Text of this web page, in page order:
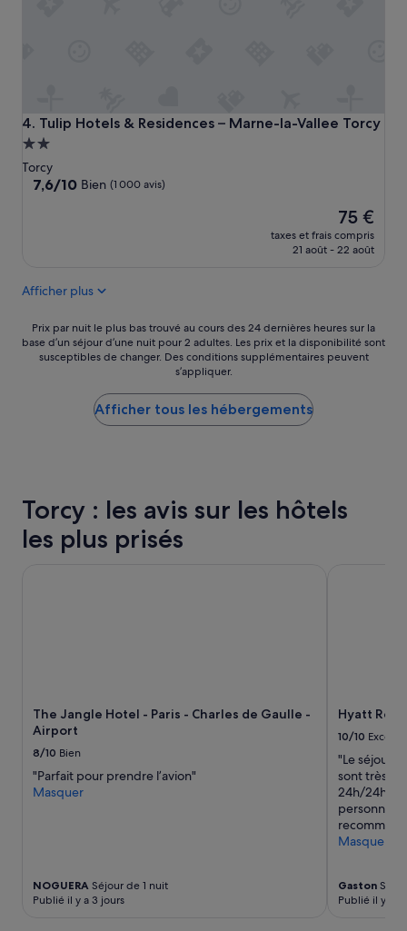
b
l
t
o
4. Tulip Hotels & Residences – Marne-la-Vallee Torcy
Tulip Hotels & Residences – Marne-la-Vallee Torcy
Hébergement
2.0 étoiles
Torcy
7.6
7,6/10 Bien (1 000 avis)
Le
nouveau
prix
75 €
taxes et frais compris
21 août - 22 août
Afficher plus
Prix
par
nuit
heures
sur
la
disponibilité
sont
susceptibles
de
changer.
s’appliquer.
Prix par nuit le plus bas trouvé au cours des 24 dernières heures sur la
base d’un séjour d’une nuit pour 2 adultes. Les prix et la disponibilité sont
susceptibles de changer. Des conditions supplémentaires peuvent
s’appliquer.
Afficher tous les hébergements
Torcy : les avis sur les hôtels
les plus prisés
The Jangle Hotel - Paris - Charles de Gaulle -
Airport
8/10 Bien
"Parfait pour prendre l’avion"
Masquer
NOGUERA Séjour de 1 nuit
Publié il y a 3 jours
Hyatt
10/10
"Le séjour
sont très
24h/24h
personnel
Masquer
Gaston
Publié il y a